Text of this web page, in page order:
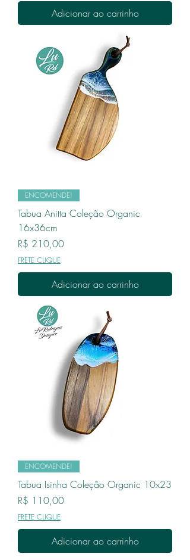
Adicionar ao carrinho
ENCOMENDE!
Tabua Anitta Coleção Organic
16x36cm
Preço
R$ 210,00
FRETE CLIQUE
Adicionar ao carrinho
ENCOMENDE!
Tabua Isinha Coleção Organic 10x23
Preço
R$ 110,00
FRETE CLIQUE
Adicionar ao carrinho